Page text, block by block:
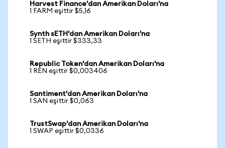
Harvest Finance'dan Amerikan Doları'na
1 FARM eşittir $5,16
Synth sETH'dan Amerikan Doları'na
1 SETH eşittir $333,33
Republic Token'dan Amerikan Doları'na
1 REN eşittir $0,003406
Santiment'dan Amerikan Doları'na
1 SAN eşittir $0,063
TrustSwap'dan Amerikan Doları'na
1 SWAP eşittir $0,0336